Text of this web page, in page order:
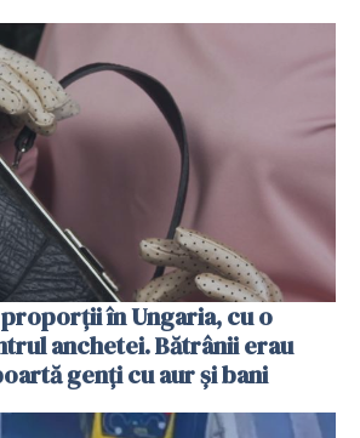
în Ungaria, cu o
anchetei. Bătrânii erau
genți cu aur și bani